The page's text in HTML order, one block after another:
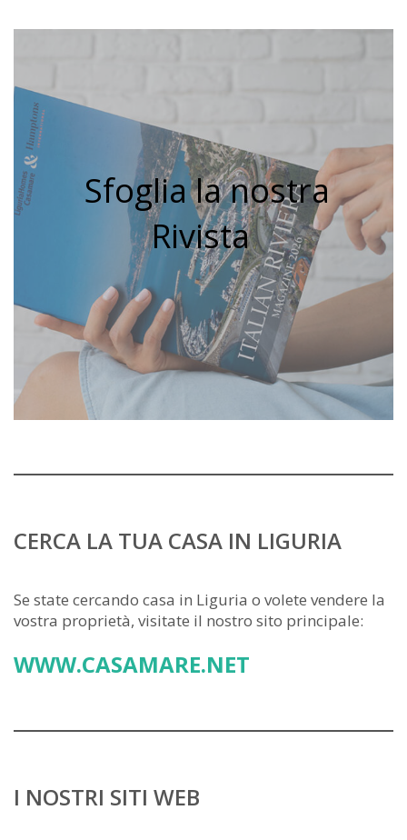
Sfoglia la nostra
Rivista
CERCA LA TUA CASA IN LIGURIA
Se state cercando casa in Liguria o volete vendere la
vostra proprietà, visitate il nostro sito principale:
WWW.CASAMARE.NET
I NOSTRI SITI WEB